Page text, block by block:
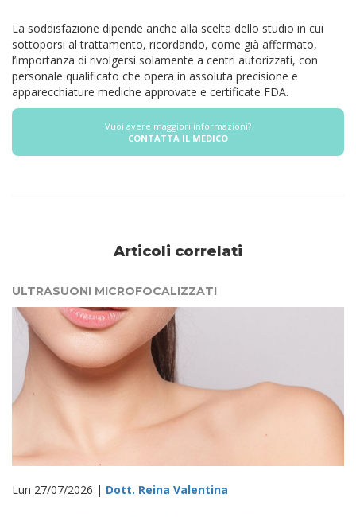
La soddisfazione dipende anche alla scelta dello studio in cui
sottoporsi al trattamento, ricordando, come già affermato,
l’importanza di rivolgersi solamente a centri autorizzati, con
personale qualificato che opera in assoluta precisione e
apparecchiature mediche approvate e certificate FDA.
Vuoi avere maggiori informazioni?
CONTATTA IL MEDICO
Articoli correlati
ULTRASUONI MICROFOCALIZZATI
Lun 27/07/2026 | Dott. Reina Valentina